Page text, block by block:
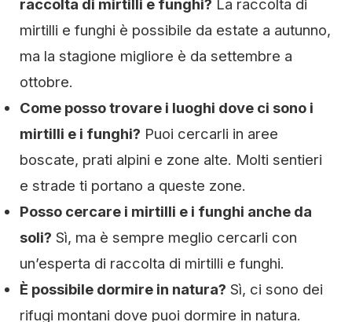
raccolta di mirtilli e funghi? La raccolta di
mirtilli e funghi è possibile da estate a autunno,
ma la stagione migliore è da settembre a
ottobre.
Come posso trovare i luoghi dove ci sono i
mirtilli e i funghi? Puoi cercarli in aree
boscate, prati alpini e zone alte. Molti sentieri
e strade ti portano a queste zone.
Posso cercare i mirtilli e i funghi anche da
soli? Sì, ma è sempre meglio cercarli con
un’esperta di raccolta di mirtilli e funghi.
È possibile dormire in natura? Sì, ci sono dei
rifugi montani dove puoi dormire in natura.